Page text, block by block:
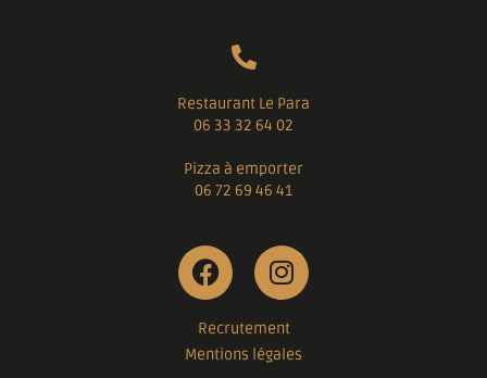
Restaurant Le Para
06 33 32 64 02
Pizza à emporter
06 72 69 46 41
Recrutement
Mentions légales